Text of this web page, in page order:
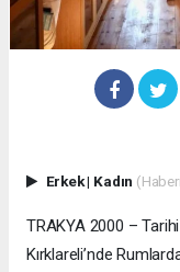
Erkek| Kadın
TRAKYA 2000 –
Kırklareli’nde